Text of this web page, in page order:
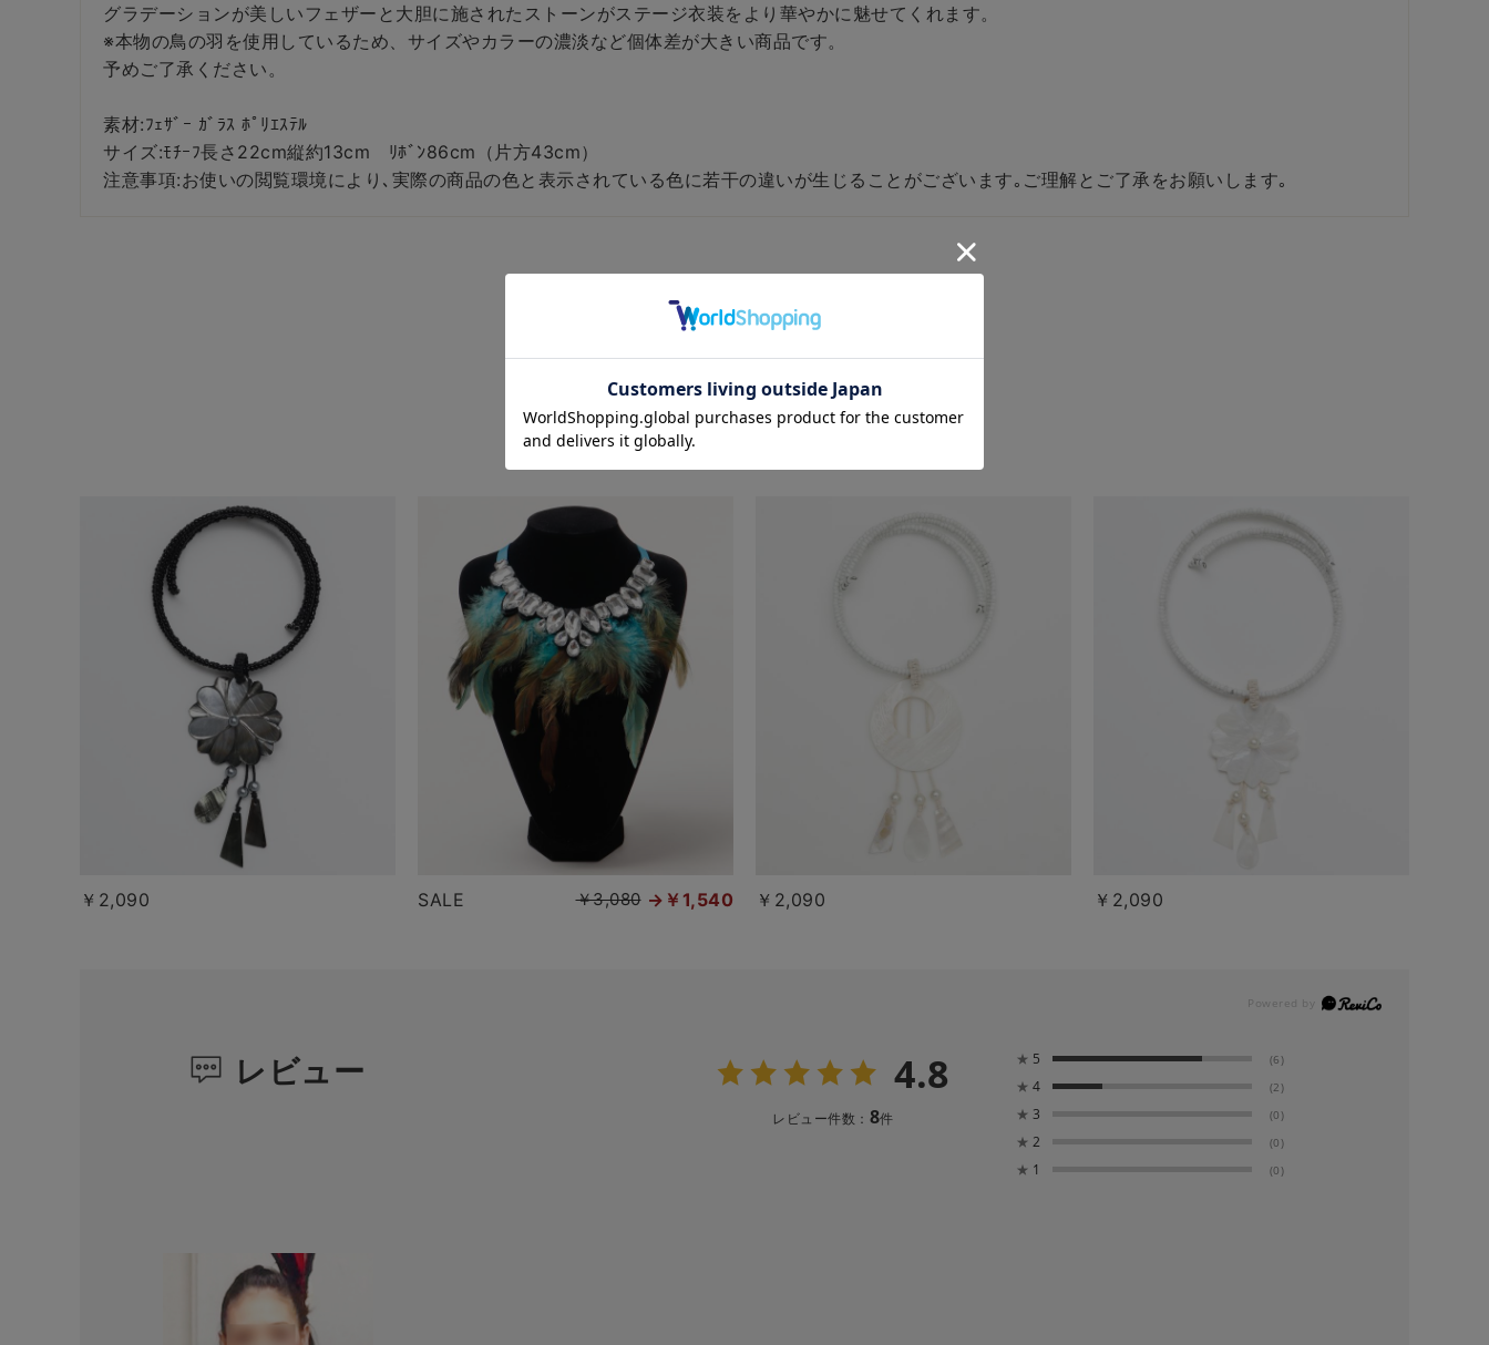
グラデーションが美しいフェザーと大胆に施されたストーンがステージ衣装をより華やかに魅せてくれます。
※本物の鳥の羽を使用しているため、サイズやカラーの濃淡など個体差が大きい商品です。
予めご了承ください。
素材:ﾌｪｻﾞｰ ｶﾞﾗｽ ﾎﾟﾘｴｽﾃﾙ
サイズ:ﾓﾁｰﾌ長さ22cm縦約13cm ﾘﾎﾞﾝ86cm（片方43cm）
注意事項:お使いの閲覧環境により､実際の商品の色と表示されている色に若干の違いが生じることがございます｡ご理解とご了承をお願いします｡
おすすめ商品
￥2,090 SALE ￥3,080 ￥1,540 ￥2,090 ￥2,090
レビュー 4.8
レビュー件数： 8件
★ 5 (6)
★ 4 (2)
★ 3 (0)
★ 2 (0)
★ 1 (0)